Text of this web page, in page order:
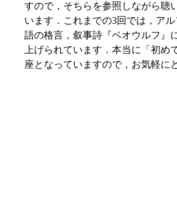
すので，そちらを参照しながら聴
います．これまでの3回では，ア
語の格言，叙事詩『ベオウルフ』
上げられています．本当に「初め
座となっていますので，お気軽に